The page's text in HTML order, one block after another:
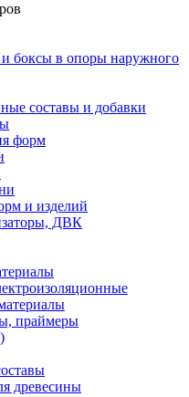
боксы в опоры наружного
составы и добавки
форм
и изделий
ДВК
праймеры
древесины